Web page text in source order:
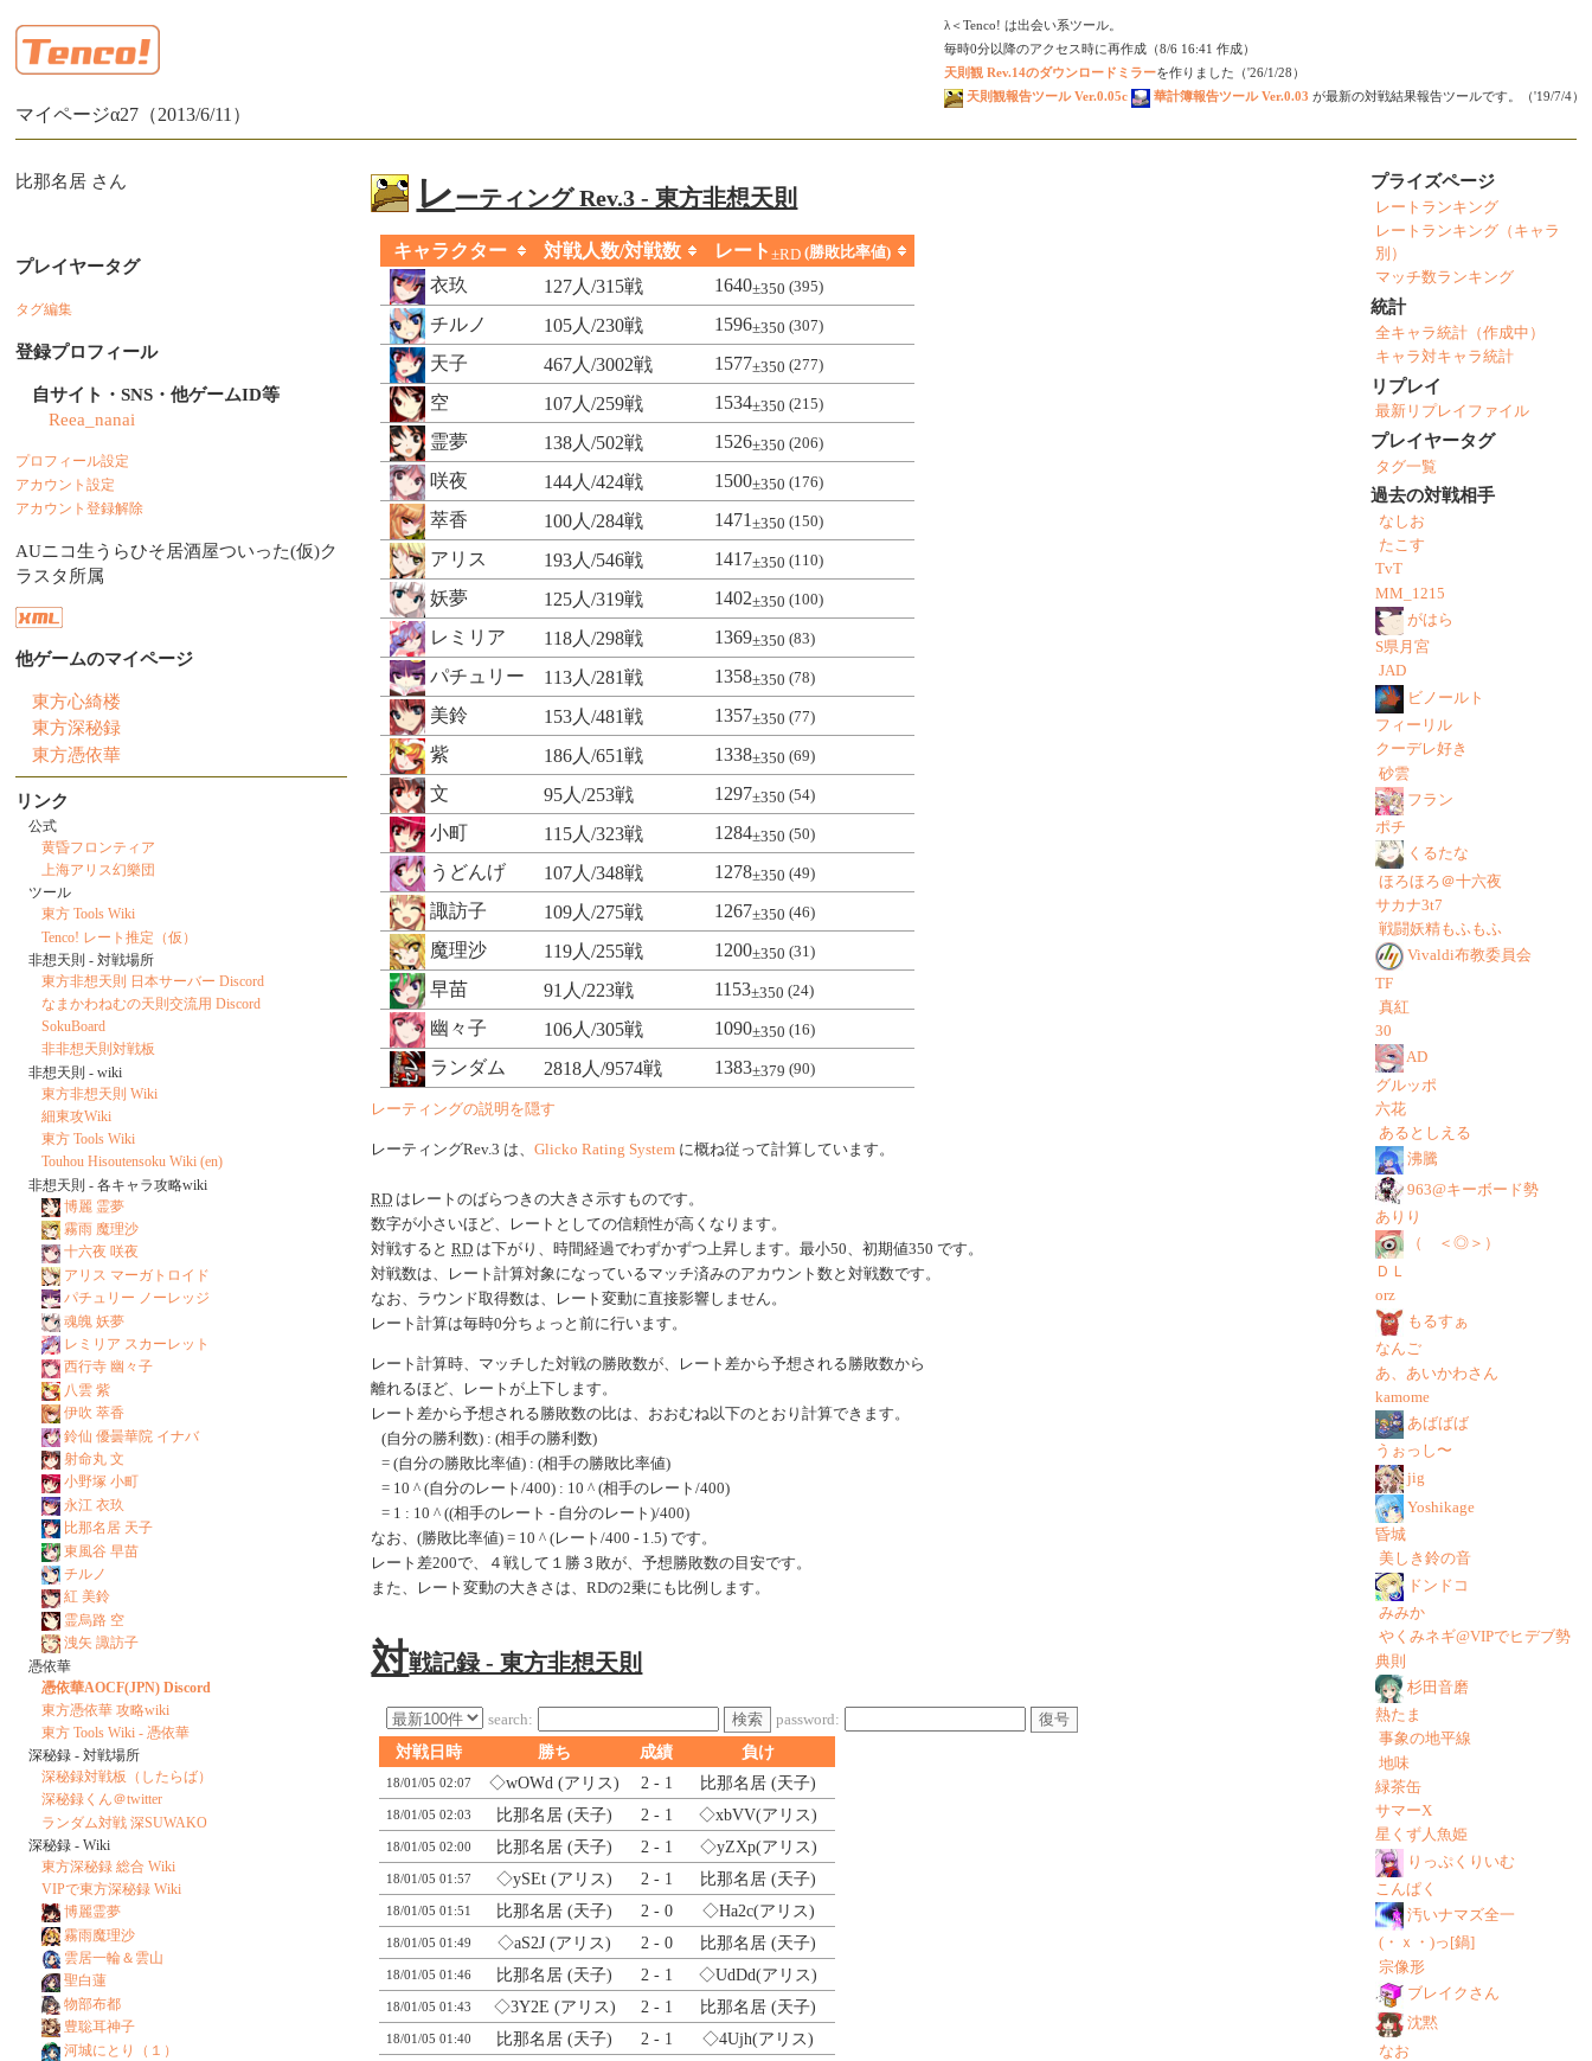
マイページα27（2013/6/11）
λ＜Tenco! は出会い系ツール。
毎時0分以降のアクセス時に再作成（8/6 16:41 作成）
天則観 Rev.14のダウンロードミラーを作りました（'26/1/28）
天則観報告ツール Ver.0.05c
華計簿報告ツール Ver.0.03 が最新の対戦結果報告ツールです。（'19/7/4）
レーティング Rev.3 - 東方非想天則
キャラクター 対戦人数/対戦数 レート±RD (勝敗比率値)
衣玖 127人/315戦 1640±350 (395)
チルノ 105人/230戦 1596±350 (307)
天子 467人/3002戦 1577±350 (277)
空 107人/259戦 1534±350 (215)
霊夢 138人/502戦 1526±350 (206)
咲夜 144人/424戦 1500±350 (176)
萃香 100人/284戦 1471±350 (150)
アリス 193人/546戦 1417±350 (110)
妖夢 125人/319戦 1402±350 (100)
レミリア 118人/298戦 1369±350 (83)
パチュリー 113人/281戦 1358±350 (78)
美鈴 153人/481戦 1357±350 (77)
紫 186人/651戦 1338±350 (69)
文 95人/253戦 1297±350 (54)
小町 115人/323戦 1284±350 (50)
うどんげ 107人/348戦 1278±350 (49)
諏訪子 109人/275戦 1267±350 (46)
魔理沙 119人/255戦 1200±350 (31)
早苗 91人/223戦 1153±350 (24)
幽々子 106人/305戦 1090±350 (16)
ランダム 2818人/9574戦 1383±379 (90)
レーティングの説明を隠す
レーティングRev.3 は、Glicko Rating System に概ね従って計算しています。
RD はレートのばらつきの大きさ示すものです。
数字が小さいほど、レートとしての信頼性が高くなります。
対戦するとRD は下がり、時間経過でわずかずつ上昇します。最小50、初期値350 です。
対戦数は、レート計算対象になっているマッチ済みのアカウント数と対戦数です。
なお、ラウンド取得数は、レート変動に直接影響しません。
レート計算は毎時0分ちょっと前に行います。
レート計算時、マッチした対戦の勝敗数が、レート差から予想される勝敗数から
離れるほど、レートが上下します。
レート差から予想される勝敗数の比は、おおむね以下のとおり計算できます。
(自分の勝利数) : (相手の勝利数)
= (自分の勝敗比率値) : (相手の勝敗比率値)
= 10 ^ (自分のレート/400) : 10 ^ (相手のレート/400)
= 1 : 10 ^ ((相手のレート - 自分のレート)/400)
なお、(勝敗比率値) = 10 ^ (レート/400 - 1.5) です。
レート差200で、４戦して１勝３敗が、予想勝敗数の目安です。
また、レート変動の大きさは、RDの2乗にも比例します。
対戦記録 - 東方非想天則
search: 検索 password:
復号
対戦日時
勝ち 成績 負け
18/01/05 02:07 ◇wOWd (アリス) 2 - 1 比那名居 (天子)
18/01/05 02:03 比那名居 (天子) 2 - 1 ◇xbVV(アリス)
18/01/05 02:00 比那名居 (天子) 2 - 1 ◇yZXp(アリス)
18/01/05 01:57 ◇ySEt (アリス) 2 - 1 比那名居 (天子)
18/01/05 01:51 比那名居 (天子) 2 - 0 ◇Ha2c(アリス)
18/01/05 01:49 ◇aS2J (アリス) 2 - 0 比那名居 (天子)
18/01/05 01:46 比那名居 (天子) 2 - 1 ◇UdDd(アリス)
18/01/05 01:43 ◇3Y2E (アリス) 2 - 1 比那名居 (天子)
18/01/05 01:40 比那名居 (天子) 2 - 1 ◇4Ujh(アリス)
比那名居 さん
プレイヤータグ
タグ編集
登録プロフィール
自サイト・SNS・他ゲームID等
Reea_nanai
プロフィール設定
アカウント設定
アカウント登録解除
AUニコ生うらひそ居酒屋ついった(仮)ク
ラスタ所属
他ゲームのマイページ
東方心綺楼
東方深秘録
東方憑依華
リンク
公式
黄昏フロンティア
上海アリス幻樂団
ツール
東方 Tools Wiki
Tenco! レート推定（仮）
非想天則 - 対戦場所
東方非想天則 日本サーバー Discord
なまかわねむの天則交流用 Discord
SokuBoard
非非想天則対戦板
非想天則 - wiki
東方非想天則 Wiki
細東攻Wiki
東方 Tools Wiki
Touhou Hisoutensoku Wiki (en)
非想天則 - 各キャラ攻略wiki
博麗 霊夢
霧雨 魔理沙
十六夜 咲夜
アリス マーガトロイド
パチュリー ノーレッジ
魂魄 妖夢
レミリア スカーレット
西行寺 幽々子
八雲 紫
伊吹 萃香
鈴仙 優曇華院 イナバ
射命丸 文
小野塚 小町
永江 衣玖
比那名居 天子
東風谷 早苗
チルノ
紅 美鈴
霊烏路 空
洩矢 諏訪子
憑依華
憑依華AOCF(JPN) Discord
東方憑依華 攻略wiki
東方 Tools Wiki - 憑依華
深秘録 - 対戦場所
深秘録対戦板（したらば）
深秘録くん＠twitter
ランダム対戦 深SUWAKO
深秘録 - Wiki
東方深秘録 総合 Wiki
VIPで東方深秘録 Wiki
博麗霊夢
霧雨魔理沙
雲居一輪＆雲山
聖白蓮
物部布都
豊聡耳神子
河城にとり（１）
プライズページ
レートランキング
レートランキング（キャラ
別）
マッチ数ランキング
統計
全キャラ統計（作成中）
キャラ対キャラ統計
リプレイ
最新リプレイファイル
プレイヤータグ
タグ一覧
過去の対戦相手
なしお
たこす
TvT
MM_1215
がはら
S県月宮
JAD
ビノールト
フィーリル
クーデレ好き
砂雲
フラン
ポチ
くるたな
ほろほろ＠十六夜
サカナ3t7
戦闘妖精もふもふ
Vivaldi布教委員会
TF
真紅
30
AD
グルッポ
六花
あるとしえる
沸騰
963@キーボード勢
ありり
（ ＜◎＞）
ＤＬ
orz
もるすぁ
なんご
あ、あいかわさん
kamome
あばばば
うぉっし〜
jig
Yoshikage
昏城
美しき鈴の音
ドンドコ
みみか
やくみネギ@VIPでヒデブ勢
典則
杉田音磨
熱たま
事象の地平線
地味
緑茶缶
サマーX
星くず人魚姫
りっぷくりいむ
こんぱく
汚いナマズ全一
(・ｘ・)っ[鍋]
宗像形
ブレイクさん
沈黙
なお